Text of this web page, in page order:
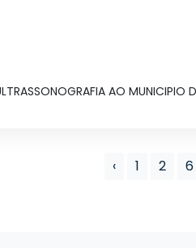
AO MUNICIPIO
‹ 1 2 6